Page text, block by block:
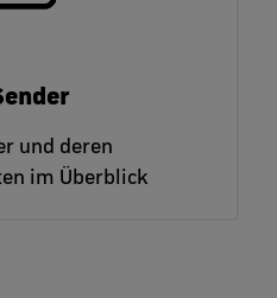
und deren
im Überblick